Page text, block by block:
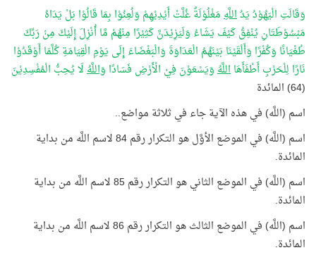
وَقَالَتِ الْيَهُوْدُ يَدُاللَّهِمَغْلُوْلَةٌ غُلَّتْ أَيْدِيْهِمْ وَلُعِنُوْا بِمَا قَالُوْا بَلْ يَدَاهُ
مَبْسُوْطَتَانِ يُنْفِقُ كَيْفَ يَشَاءُ وَلَيَزِيْدَنَّ كَثِيْرًا مِنْهُمْ مَّا أُنْزِلَ إِلَيْكَ مِنْ رَبِّكَ
طُغْيَانًا وَكُفْرًا وَأَلْقَيْنَا بَيْنَهُمُ الْعَدَاوَةَ وَالْبَغْضَاءَ إِلَى يَوْمِ الْقِيَامَةِ كُلَّمَا أَوْقَدُوْا
نَارًا لِلْحَرْبِ أَطْفَأَهَااللَّهُوَيَسْعَوْنَ فِيْ الْأَرْضِ فَسَادًا وَاللَّهُلَا يُحِبُّ الْمُفْسِدِيْنَ
(64) المائدة
اسم (اللَّه) في هذه الآية جاء في ثلاثة مواضع..
اسم (اللَّه) في الموضع الأوَّل هو التكرار رقم 84 لاسم اللَّه من بداية
المائدة.
اسم (اللَّه) في الموضع الثاني هو التكرار رقم 85 لاسم اللَّه من بداية
المائدة.
اسم (اللَّه) في الموضع الثالث هو التكرار رقم 86 لاسم اللَّه من بداية
المائدة.